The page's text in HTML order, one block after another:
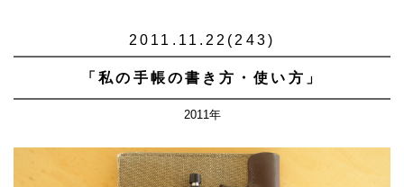
2011.11.22(243)
「私の手帳の書き方・使い方」
2011年